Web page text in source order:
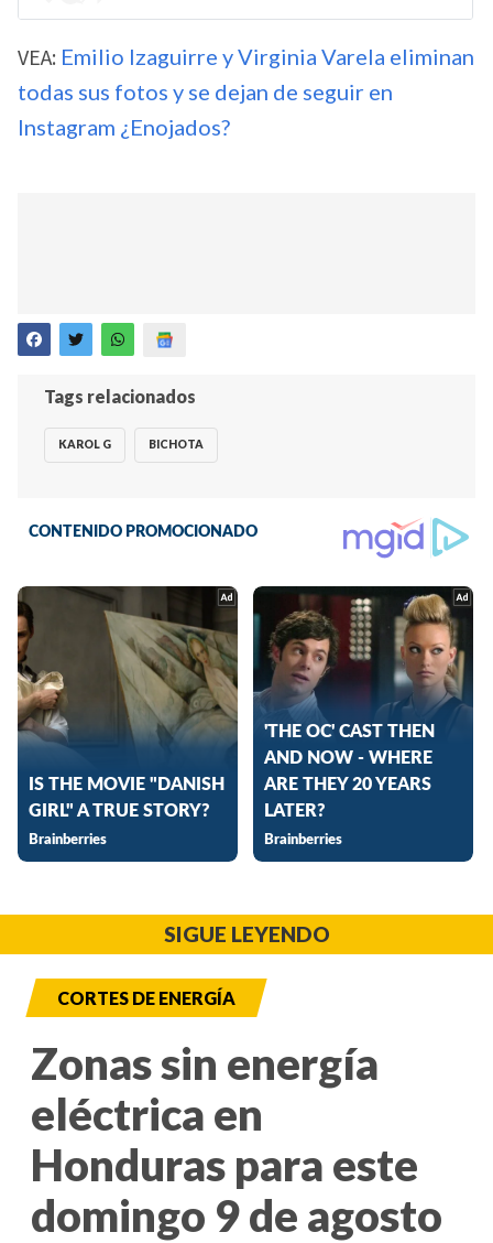
VEA: Emilio Izaguirre y Virginia Varela eliminan
todas sus fotos y se dejan de seguir en
Instagram ¿Enojados?
Tags relacionados
KAROL G BICHOTA
SIGUE LEYENDO
CORTES DE ENERGÍA
Zonas sin energía
eléctrica en
Honduras para este
domingo 9 de agosto